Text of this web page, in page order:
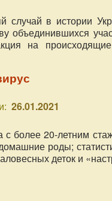
случай в истории
объединившихся
на
не один год требует
26.01.2021
более 20-летним
роды;
деток и